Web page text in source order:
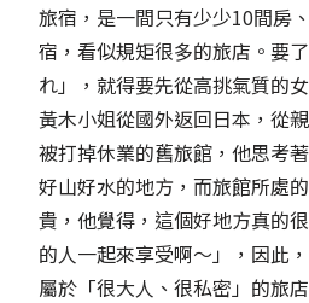
旅宿，是一間只有少少10間房
宿，看似規矩很多的旅店。要
れ」，就得要先從高挑氣質的
黃木小姐從國外返回日本，從
被打掉休業的舊旅館，他思考
好山好水的地方，而旅館所處
貴，他覺得，這個好地方真的
的人一起來享受啊～」，因此
屬於「很大人、很私密」的旅